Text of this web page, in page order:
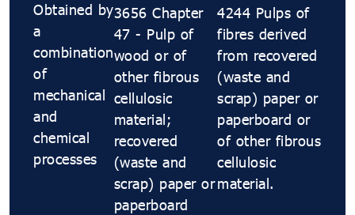
Obtained by
a
combination
of
mechanical
and
chemical
processes
3656 Chapter
47 - Pulp of
wood or of
other fibrous
cellulosic
material;
recovered
(waste and
scrap) paper or
paperboard
4244 Pulps of
fibres derived
from recovered
(waste and
scrap) paper or
paperboard or
of other fibrous
cellulosic
material.